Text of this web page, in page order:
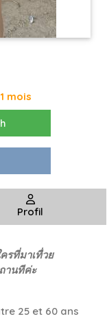
mois
Profil
รที่มาเทื่วย
านทีค่ะ
25 et 60 ans